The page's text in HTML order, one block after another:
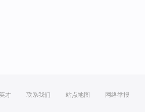
才 联系我们 站点地图 网络举报